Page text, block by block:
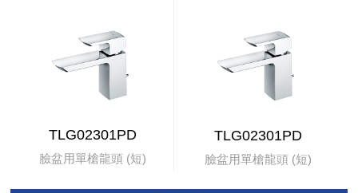
TLG02301PD
臉盆用單槍龍頭 (短)
TLG02301PD
臉盆用單槍龍頭 (短)